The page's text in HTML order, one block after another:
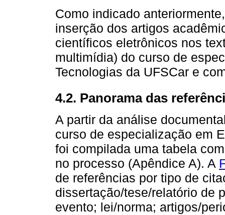
Como indicado
inserção dos artigos
científicos eletrônicos nos
multimídia) do curso de
Tecnologias da UFSCar e
4.2. Panorama das
A partir da análise
curso de especialização em
foi compilada uma tabela
no processo (Apêndice A). A
de referências por tipo de
dissertação/tese/relatório de
evento; lei/norma; artigos/